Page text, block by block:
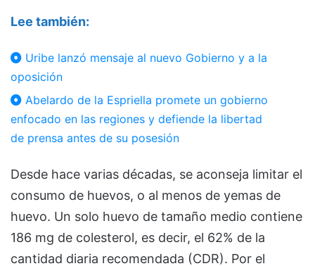
Lee también:
Uribe lanzó mensaje al nuevo Gobierno y a la
oposición
Abelardo de la Espriella promete un gobierno
enfocado en las regiones y defiende la libertad
de prensa antes de su posesión
Desde hace varias décadas, se aconseja limitar el
consumo de huevos, o al menos de yemas de
huevo. Un solo huevo de tamaño medio contiene
186 mg de colesterol, es decir, el 62% de la
cantidad diaria recomendada (CDR). Por el